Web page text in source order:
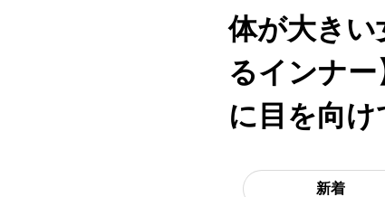
体が大きい
るインナ
に目を向
新着